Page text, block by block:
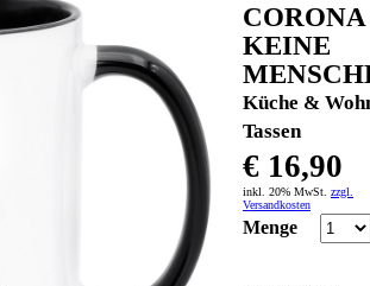
CORONA
KEINE
Küche &
Tassen
€ 16,90
inkl. 20% MwSt. zzgl.
Versandkosten
Menge